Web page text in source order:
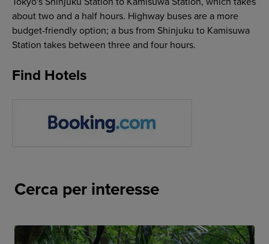
about two and a half hours. Highway buses are a more
budget-friendly option; a bus from Shinjuku to Kamisuwa
Station takes between three and four hours.
Find Hotels
Cerca per interesse